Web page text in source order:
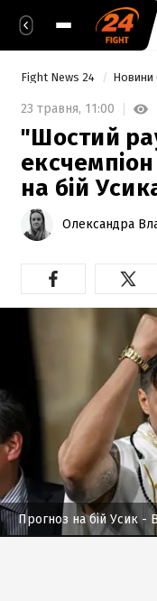
Fight News 24 Новини
23 травня, 11:00
"Шостий
на бій
Олександра
Прогноз на бій Усик -